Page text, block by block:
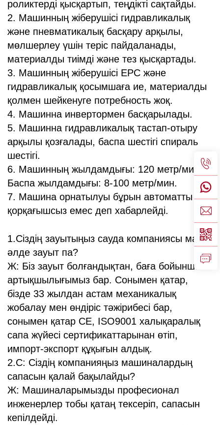
роликтерді қысқартып, теңдікті сақтайды.
2. Машинның жіберушісі гидравликалық
және пневматикалық басқару арқылы,
мөлшерлеу үшін теріс пайдаланады,
материалды тиімді және тез қысқартады.
3. Машинның жіберушісі EPC және
гидравликалық қосымшаға ие, материалды
қолмен шейкенуге потребность жоқ.
4. Машинна инвертормен басқарылады.
5. Машинна гидравликалық тастап-отыру
арқылы қозғалады, баспа шестігі спираль
шестігі.
6. Машинның жылдамдығы: 120 метр/мин.
Баспа жылдамдығы: 8-100 метр/мин.
7. Машина орнатылуы бұрын автоматты
қорқағышсыз емес деп хабарлейді.
1.Сіздің зауытыңыз сауда компаниясы ма,
әлде зауыт па?
Ж: Біз зауыт болғандықтан, баға бойынша
артықшылығымыз бар. Сонымен қатар,
бізде 33 жылдан астам механикалық
жобалау мен өндіріс тәжірибесі бар,
сонымен қатар CE, ISO9001 халықаралық
сапа жүйесі сертификаттарынан өтіп,
импорт-экспорт құқығын алдық.
2.С: Сіздің компанияңыз машиналардың
сапасын қалай бақылайды?
Ж: Машиналарымызды професионал
инженерлер тобы қатаң тексеріп, сапасын
кепілдейді.